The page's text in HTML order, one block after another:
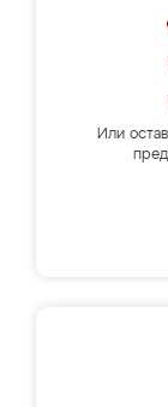
Или